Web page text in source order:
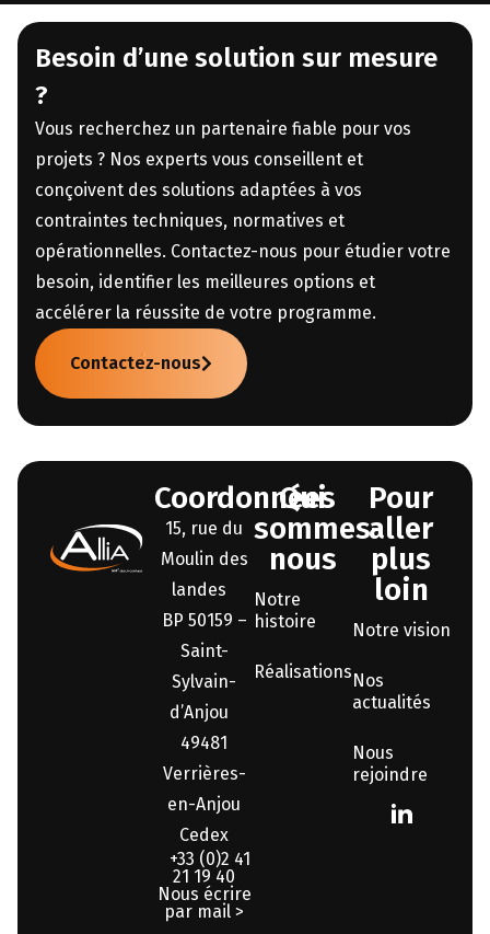
Besoin d’une solution sur mesure
?
Vous recherchez un partenaire fiable pour vos
projets ? Nos experts vous conseillent et
conçoivent des solutions adaptées à vos
contraintes techniques, normatives et
opérationnelles. Contactez-nous pour étudier votre
besoin, identifier les meilleures options et
accélérer la réussite de votre programme.
Contactez-nous
Coordonnées
15, rue du
Moulin des
landes
BP 50159 –
Saint-
Sylvain-
d’Anjou
49481
Verrières-
en-Anjou
Cedex
+33 (0)2 41
21 19 40
Nous écrire
par mail >
Qui
sommes-
nous
Notre
histoire
Réalisations
Pour
aller
plus
loin
Notre vision
Nos
actualités
Nous
rejoindre